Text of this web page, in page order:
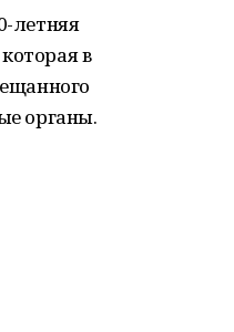
летняя
в
органы.